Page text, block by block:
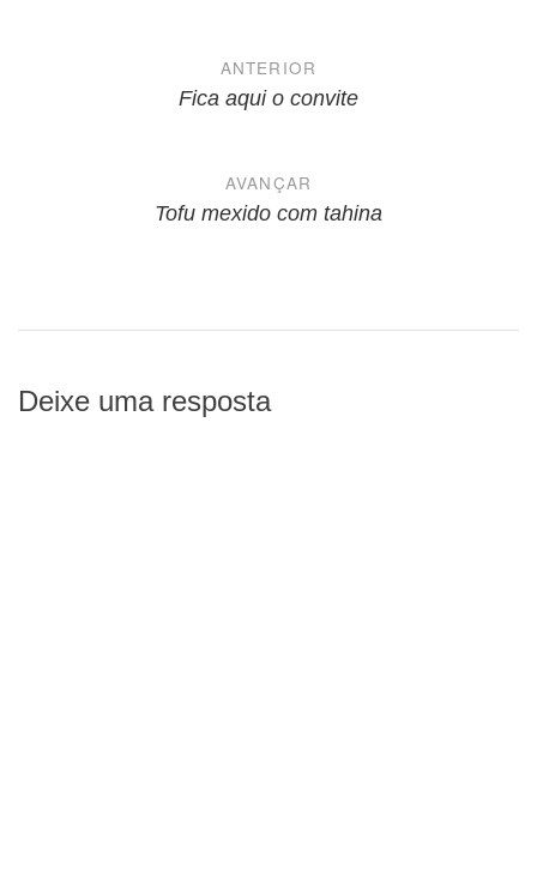
NavegaçãoANTERIOR
Fica aqui o convite
AVANÇAR
Tofu mexido com tahina
Deixe uma resposta